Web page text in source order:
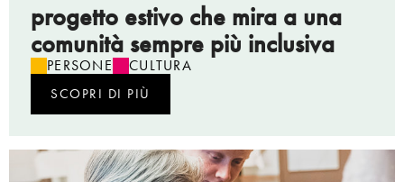
progetto estivo che mira a una
comunità sempre più inclusiva
PERSONE CULTURA
SCOPRI DI PIÙ